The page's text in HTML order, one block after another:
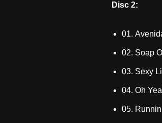
Disc 2:
01.
02. Soap
03. Sexy
04. Oh
05.